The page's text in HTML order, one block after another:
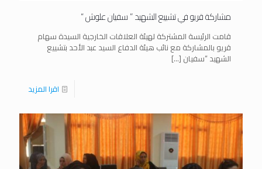
مشاركة قريو في تشييع الشهيد ” سفيان علوش “
قامت الرئيسة المشتركة لهيئة العلاقات الخارجية السيدة سهام
قريو بالمشاركة مع نائب هيئة الدفاع السيد عبد الأحد بتشييع
الشهيد “سفيان […]
اقرا المزيد